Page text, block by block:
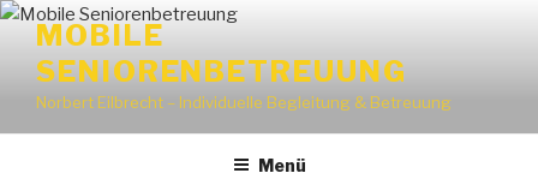
Zum
Inhalt
springen
MOBILE
SENIORENBETREUUNG
Norbert Eilbrecht – Individuelle Begleitung & Betreuung
Menü